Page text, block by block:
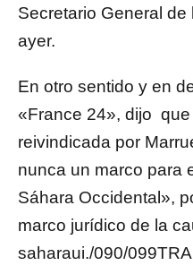
Secretario General
ayer.
En otro sentido y en
«France 24», dijo
reivindicada por
nunca un marco para
Sáhara Occidental»,
marco jurídico de la
saharaui./090/